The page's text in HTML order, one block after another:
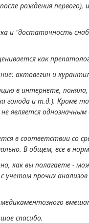
рождения первого),
и "достаточность
как
актовегин и
в интернете,
голода и т.д.). Кроме
является
в соответствии со
В общем, все в
как вы полагаете -
прочих
медикаментозного
спасибо.